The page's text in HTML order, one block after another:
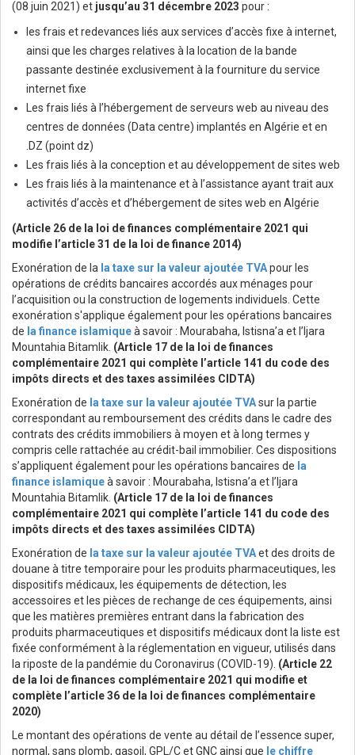
(08 juin 2021) et jusqu’au 31 décembre 2023 pour :
les frais et redevances liés aux services d’accès fixe à internet,
ainsi que les charges relatives à la location de la bande
passante destinée exclusivement à la fourniture du service
internet fixe
Les frais liés à l’hébergement de serveurs web au niveau des
centres de données (Data centre) implantés en Algérie et en
.DZ (point dz)
Les frais liés à la conception et au développement de sites web
Les frais liés à la maintenance et à l’assistance ayant trait aux
activités d’accès et d’hébergement de sites web en Algérie
(Article 26 de la loi de finances complémentaire 2021 qui
modifie l’article 31 de la loi de finance 2014)
Exonération de la la taxe sur la valeur ajoutée TVApour les
opérations de crédits bancaires accordés aux ménages pour
l’acquisition ou la construction de logements individuels. Cette
exonération s'applique également pour les opérations bancaires
de la finance islamiqueà savoir : Mourabaha, Istisna’a et l’Ijara
Mountahia Bitamlik. (Article 17 de la loi de finances
complémentaire 2021 qui complète l’article 141 du code des
impôts directs et des taxes assimilées CIDTA)
Exonération de la taxe sur la valeur ajoutée TVAsur la partie
correspondant au remboursement des crédits dans le cadre des
contrats des crédits immobiliers à moyen et à long termes y
compris celle rattachée au crédit-bail immobilier. Ces dispositions
s’appliquent également pour les opérations bancaires de la
finance islamiqueà savoir : Mourabaha, Istisna’a et l’Ijara
Mountahia Bitamlik. (Article 17 de la loi de finances
complémentaire 2021 qui complète l’article 141 du code des
impôts directs et des taxes assimilées CIDTA)
Exonération de la taxe sur la valeur ajoutée TVAet des droits de
douane à titre temporaire pour les produits pharmaceutiques, les
dispositifs médicaux, les équipements de détection, les
accessoires et les pièces de rechange de ces équipements, ainsi
que les matières premières entrant dans la fabrication des
produits pharmaceutiques et dispositifs médicaux dont la liste est
fixée conformément à la réglementation en vigueur, utilisés dans
la riposte de la pandémie du Coronavirus (COVID-19). (Article 22
de la loi de finances complémentaire 2021 qui modifie et
complète l’article 36 de la loi de finances complémentaire
2020)
Le montant des opérations de vente au détail de l’essence super,
normal, sans plomb, gasoil, GPL/C et GNC ainsi que le chiffre